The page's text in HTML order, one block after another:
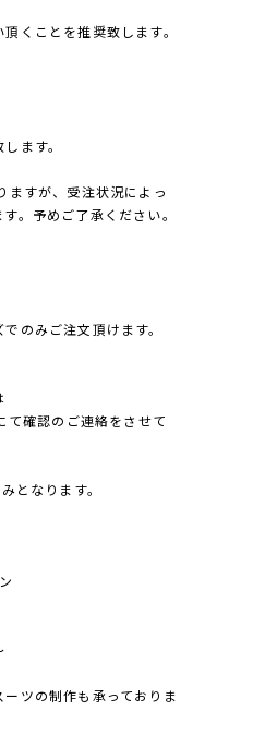
くことを推奨致します。
ます。
すが、受注状況によっ
。予めご了承ください。
のみご注文頂けます。
て確認のご連絡をさせて
となります。
ツの制作も承っておりま